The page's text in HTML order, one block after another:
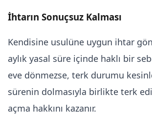
İhtarın Sonuçsuz Kalması
Kendisine usulüne uygun ihtar
aylık yasal süre içinde haklı bir
eve dönmezse, terk durumu
sürenin dolmasıyla birlikte terk
açma hakkını kazanır.